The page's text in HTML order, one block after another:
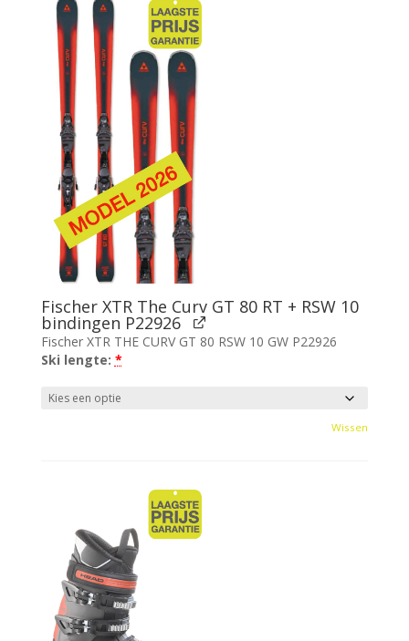
Fischer XTR The Curv GT 80 RT + RSW 10
bindingen P22926
Fischer XTR THE CURV GT 80 RSW 10 GW P22926
Ski lengte: *
Wissen